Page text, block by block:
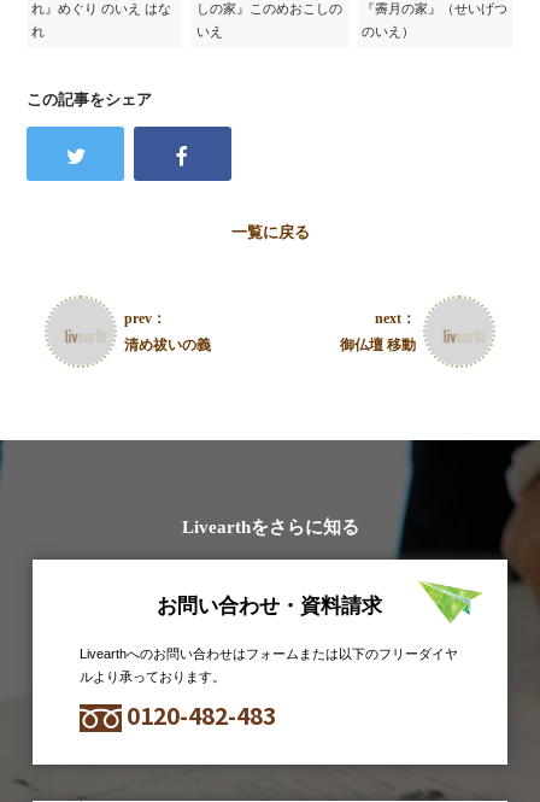
れ』めぐり のいえ はな
れ
しの家』このめおこしの
いえ
『霽月の家』（せいげつ
のいえ）
この記事をシェア
一覧に戻る
prev：
清め祓いの義
next：
御仏壇 移動
Livearthをさらに知る
お問い合わせ・資料請求
Livearthへのお問い合わせはフォームまたは以下のフリーダイヤ
ルより承っております。
0120-482-483